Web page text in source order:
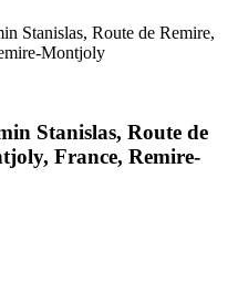
Stanislas, Route de Remire,
Montjoly
Stanislas, Route de
France, Remire-